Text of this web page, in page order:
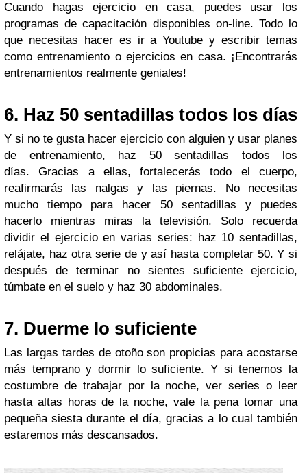
Cuando hagas ejercicio en casa, puedes usar los
programas de capacitación disponibles on-line. Todo lo
que necesitas hacer es ir a Youtube y escribir temas
como entrenamiento o ejercicios en casa. ¡Encontrarás
entrenamientos realmente geniales!
6. Haz 50 sentadillas todos los días
Y si no te gusta hacer ejercicio con alguien y usar planes
de entrenamiento, haz 50 sentadillas todos los
días. Gracias a ellas, fortalecerás todo el cuerpo,
reafirmarás las nalgas y las piernas. No necesitas
mucho tiempo para hacer 50 sentadillas y puedes
hacerlo mientras miras la televisión. Solo recuerda
dividir el ejercicio en varias series: haz 10 sentadillas,
relájate, haz otra serie de y así hasta completar 50. Y si
después de terminar no sientes suficiente ejercicio,
túmbate en el suelo y haz 30 abdominales.
7. Duerme lo suficiente
Las largas tardes de otoño son propicias para acostarse
más temprano y dormir lo suficiente. Y si tenemos la
costumbre de trabajar por la noche, ver series o leer
hasta altas horas de la noche, vale la pena tomar una
pequeña siesta durante el día, gracias a lo cual también
estaremos más descansados.